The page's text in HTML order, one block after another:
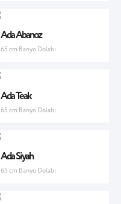
Ada Abanoz
65 cm Banyo Dolabı
Ada Teak
65 cm Banyo Dolabı
Ada Siyah
65 cm Banyo Dolabı